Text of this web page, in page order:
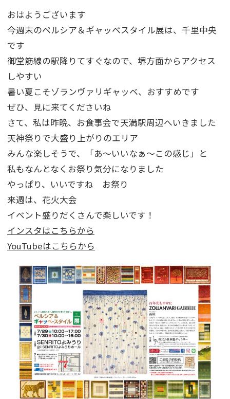
おはようございます
今週末のペルシア＆ギャッベスタイル展は、千里中央
です
御堂筋線の駅降りてすぐなので、堺方面からアクセス
しやすい
暑い夏こそゾランヴァリギャッベ、おすすめです
ぜひ、見に来てくださいね
さて、私は昨晩、お食事会で天満駅周辺へいきました
天神祭りで大盛り上がりのエリア
みんな楽しそうで、「あ～いいなぁ～この感じ」と
私もなんとなくお祭り気分になりました
やっぱり、いいですね お祭り
来週は、花火大会
イベント盛りだくさんで楽しいです！
インスタはこちらから
YouTubeはこちらから